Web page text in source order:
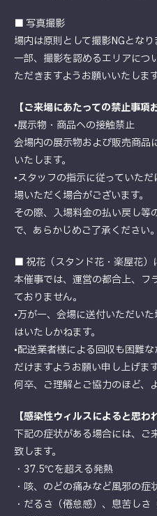
■ 写真撮影
場内は原則として撮影NGとなり
一部、撮影を認めるエリアにつ
ただきますようお願いいたします
【ご来場にあたっての禁止事項
•展示物・商品への接触禁止
会場内の展示物および販売商品
いたします。
•スタッフの指示に従っていた
場いただく場合がございます。
その際、入場料金の払い戻し等
で、あらかじめご了承ください。
■ 祝花（スタンド花・楽屋花）
本催事では、運営の都合上、フ
ておりません。
•万が一、会場に送付いただい
はいたしかねます。
•配送業者様による回収も困難
だけますようお願い申し上げます
何卒、ご理解とご協力のほど、
【感染性ウィルスによると思わ
下記の症状がある場合には、ご
致します。
・37.5℃を超える発熱
・咳、のどの痛みなど風邪の症
・だるさ（倦怠感）、息苦しさ